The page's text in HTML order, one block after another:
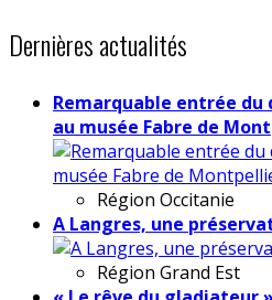
Dernières actualités
Remarquable entrée du
au musée Fabre de
Région Occitanie
A Langres, une
Région Grand Est